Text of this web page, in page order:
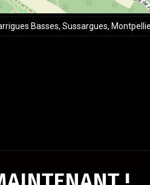
Basses, Sussargues,